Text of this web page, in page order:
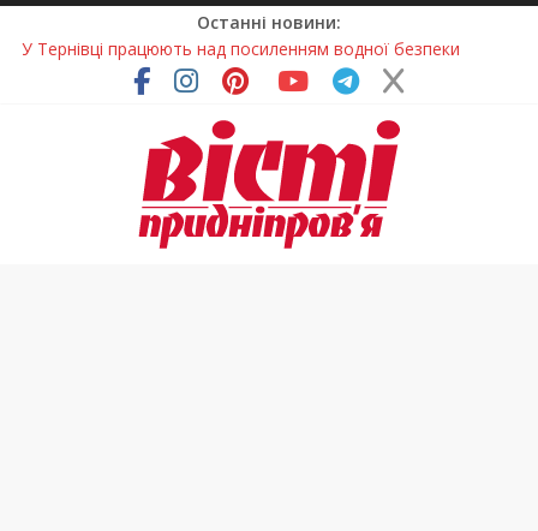
Останні новини:
У Тернівці працюють над посиленням водної безпеки
На Дніпропетровщині різко зросла кількість пожеж в
У Самарі провели незвичайний майстер-клас
Світлові рішення майстрів із Дніпра визнали найкращими в
Засинання після півночі може негативно впливати на